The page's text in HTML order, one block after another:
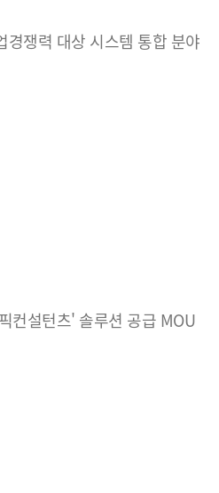
경쟁력 대상 시스템 통합 분야
컨설턴츠' 솔루션 공급 MOU